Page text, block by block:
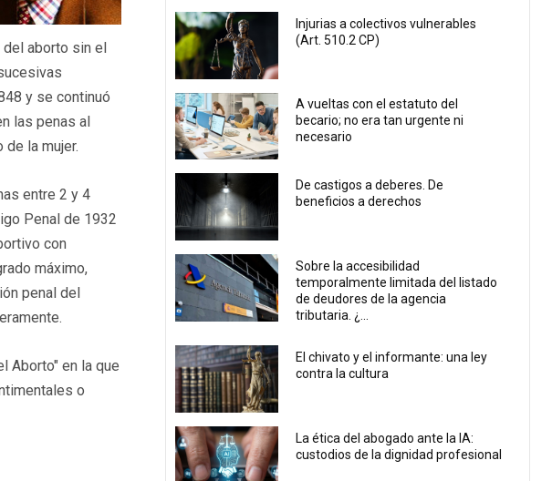
del aborto sin el
y se continuó
las penas al
la mujer.
entre 2 y 4
Penal de 1932
con
máximo,
penal del
Aborto" en la que
o
Injurias a colectivos vulnerables
(Art. 510.2 CP)
A vueltas con el estatuto del
becario; no era tan urgente ni
necesario
De castigos a deberes. De
beneficios a derechos
Sobre la accesibilidad
temporalmente limitada del listado
de deudores de la agencia
tributaria. ¿...
El chivato y el informante: una ley
contra la cultura
La ética del abogado ante la IA:
custodios de la dignidad profesional